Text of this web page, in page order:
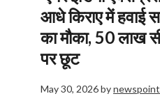
आधे किराए में हवाई
का मौका, 50 लाख
पर छूट
May 30, 2026by